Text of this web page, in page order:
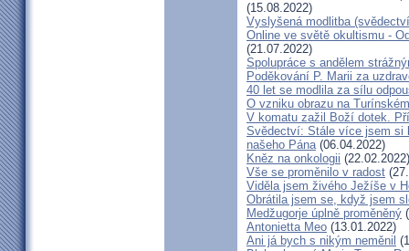
(15.08.2022)
Vyslyšená modlitba
Online ve světě okultismu -
(21.07.2022)
Spolupráce s andělem
Poděkování P. Marii za
40 let se modlila za sílu
O vzniku obrazu na
V komatu zažil Boží dotek.
Svědectví: Stále více jsem si
našeho Pána(06.04.2022)
Kněz na onkologii (22.02.2022)
Vše se proměnilo v radost
Viděla jsem živého Ježíše v
Obrátila jsem se, když jsem
Medžugorje úplně proměněný
Antonietta Meo (13.01.2022)
Ani já bych s nikým neměnil